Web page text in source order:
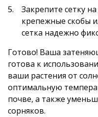
Закрепите сетку
крепежные скобы
сетка надежно
Готово! Ваша
готова к
ваши растения от
оптимальную
почве, а также
сорняков.